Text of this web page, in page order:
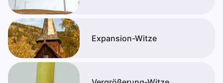
Expansion-Witze